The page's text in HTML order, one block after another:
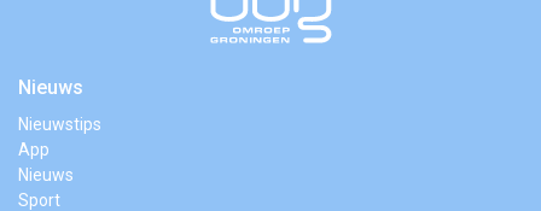
Nieuws
Nieuwstips
App
Nieuws
Sport